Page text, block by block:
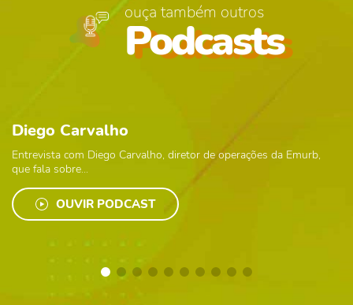
ouça também outros
Podcasts
Diego Carvalho
Entrevista com Diego Carvalho, diretor de operações da Emurb,
que fala sobre...
OUVIR PODCAST